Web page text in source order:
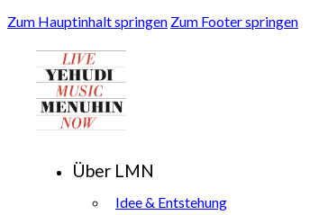
Zum Hauptinhalt springen Zum Footer springen
Über LMN
Idee & Entstehung